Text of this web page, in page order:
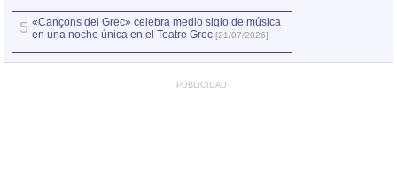
5 «Cançons del Grec» celebra medio siglo de música
en una noche única en el Teatre Grec [21/07/2026]
PUBLICIDAD